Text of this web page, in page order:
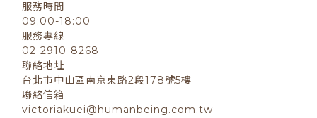
服務時間
09:00-18:00
服務專線
02-2910-8268
聯絡地址
台北市中山區南京東路2段178號5樓
聯絡信箱
victoriakuei@humanbeing.com.tw